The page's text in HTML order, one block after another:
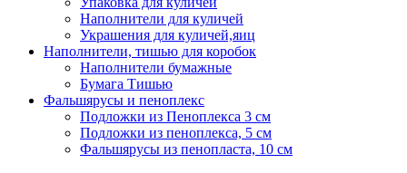
Наполнители для куличей
Украшения для куличей,яиц
Наполнители, тишью для коробок
Наполнители бумажные
Бумага Тишью
Фальшярусы и пеноплекс
Подложки из Пеноплекса 3 см
Подложки из пеноплекса, 5 см
Фальшярусы из пенопласта, 10 см